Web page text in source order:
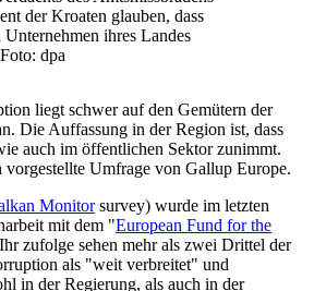
der Kroaten glauben, dass
ihres Landes
dpa
liegt schwer auf den Gemütern der
Die Auffassung in der Region ist, dass
auch im öffentlichen Sektor zunimmt.
Umfrage von Gallup Europe.
Monitorsurvey) wurde im letzten
mit dem "European Fund for the
zufolge sehen mehr als zwei Drittel der
als "weit verbreitet" und
in der Regierung, als auch in der